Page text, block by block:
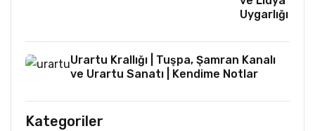
Uygarlığı
Urartu Krallığı | Tuşpa, Şamran Kanalı
ve Urartu Sanatı | Kendime Notlar
Kategoriler